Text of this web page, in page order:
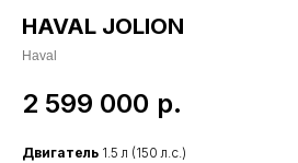
HAVAL JOLION
Haval
2 599 000 р.
Двигатель 1.5 л (150 л.с.)